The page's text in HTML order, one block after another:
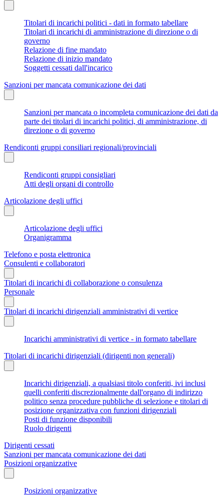
Titolari di incarichi politici - dati in formato tabellare
Titolari di incarichi di amministrazione di direzione o di
governo
Relazione di fine mandato
Relazione di inizio mandato
Soggetti cessati dall'incarico
Sanzioni per mancata comunicazione dei dati
Sanzioni per mancata o incompleta comunicazione dei dati da
parte dei titolari di incarichi politici, di amministrazione, di
direzione o di governo
Rendiconti gruppi consiliari regionali/provinciali
Rendiconti gruppi consigliari
Atti degli organi di controllo
Articolazione degli uffici
Articolazione degli uffici
Organigramma
Telefono e posta elettronica
Consulenti e collaboratori
Titolari di incarichi di collaborazione o consulenza
Personale
Titolari di incarichi dirigenziali amministrativi di vertice
Incarichi amministrativi di vertice - in formato tabellare
Titolari di incarichi dirigenziali (dirigenti non generali)
Incarichi dirigenziali, a qualsiasi titolo conferiti, ivi inclusi
quelli conferiti discrezionalmente dall'organo di indirizzo
politico senza procedure pubbliche di selezione e titolari di
posizione organizzativa con funzioni dirigenziali
Posti di funzione disponibili
Ruolo dirigenti
Dirigenti cessati
Sanzioni per mancata comunicazione dei dati
Posizioni organizzative
Posizioni organizzative